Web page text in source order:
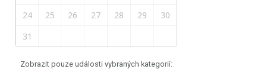
24
25 26 27 28 29
30
31
Zobrazit pouze události vybraných kategorií: